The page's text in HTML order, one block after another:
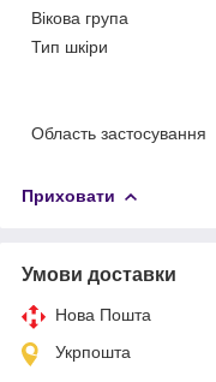
Вікова група
Тип шкіри
Область застосування
Приховати
Умови доставки
Нова Пошта
Укрпошта